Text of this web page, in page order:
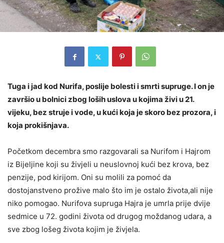
Tuga i jad kod Nurifa, poslije bolesti i smrti supruge. I on je
završio u bolnici zbog loših uslova u kojima živi u 21.
vijeku, bez struje i vode, u kući koja je skoro bez prozora, i
koja prokišnjava.
Početkom decembra smo razgovarali sa Nurifom i Hajrom
iz Bijeljine koji su živjeli u neuslovnoj kući bez krova, bez
penzije, pod kirijom. Oni su molili za pomoć da
dostojanstveno prožive malo što im je ostalo života,ali nije
niko pomogao. Nurifova supruga Hajra je umrla prije dvije
sedmice u 72. godini života od drugog moždanog udara, a
sve zbog lošeg života kojim je živjela.